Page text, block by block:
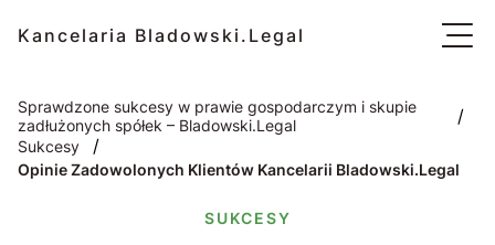
Kancelaria Bladowski.Legal
Sprawdzone sukcesy w prawie gospodarczym i skupie
zadłużonych spółek – Bladowski.Legal
/
Sukcesy /
Opinie Zadowolonych Klientów Kancelarii Bladowski.Legal
SUKCESY